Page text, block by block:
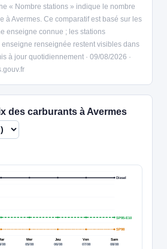
« Nombre stations » indique le nombre
à Avermes. Ce comparatif est basé sur les
enseigne connue ; les stations
renseignée restent visibles dans
à jour quotidiennement · 09/08/2026 ·
des carburants à Avermes
08
Mer
05/08
Jeu
06/08
Ven
07/08
Sam
08/08
Diesel
SP95-E10
SP98